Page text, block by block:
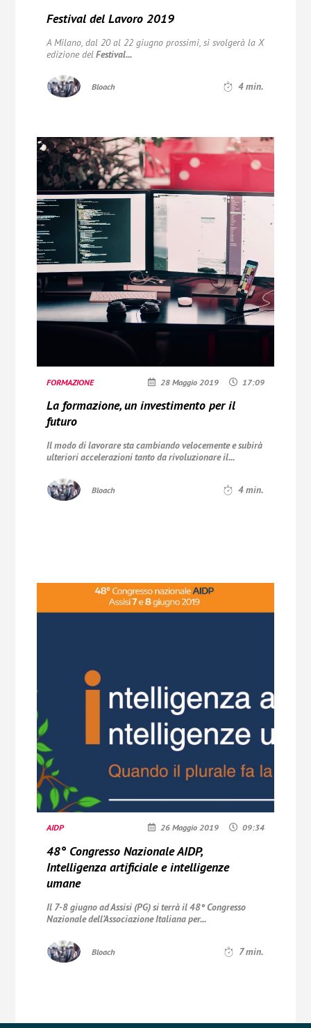
Festival del Lavoro 2019
A Milano, dal 20 al 22 giugno prossimi, si svolgerà la X
edizione delFestival...
Bloach 4min.
FORMAZIONE 28 Maggio 2019 17:09
La formazione, un investimento per il
futuro
Il modo di lavorare sta cambiando velocemente e subirà
ulteriori accelerazioni tanto da rivoluzionare il...
Bloach 4min.
AIDP 26 Maggio 2019 09:34
48° Congresso Nazionale AIDP,
Intelligenza artificiale e intelligenze
umane
Il 7-8 giugno ad Assisi (PG) si terrà il 48° Congresso
Nazionaledell’Associazione Italiana per...
Bloach 7min.